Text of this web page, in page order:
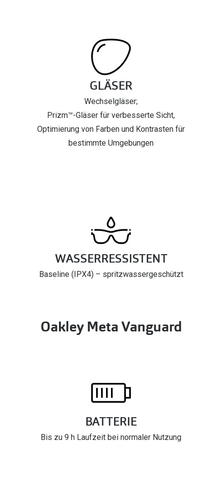
GLÄSER
Wechselgläser;
Prizm™-Gläser für verbesserte Sicht,
Optimierung von Farben und Kontrasten für
bestimmte Umgebungen
WASSERRESSISTENT
Baseline (IPX4) – spritzwassergeschützt
Oakley Meta Vanguard
BATTERIE
Bis zu 9 h Laufzeit bei normaler Nutzung